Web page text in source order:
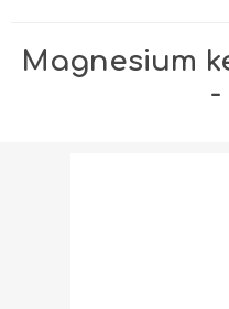
Magnesium
-